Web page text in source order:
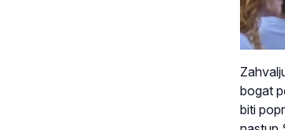
bogat
biti